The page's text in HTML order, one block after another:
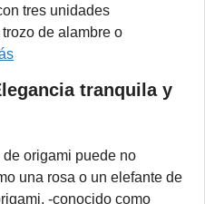
tres unidades
de alambre o
tranquila y
origami puede no
una rosa o un elefante de
-conocido como